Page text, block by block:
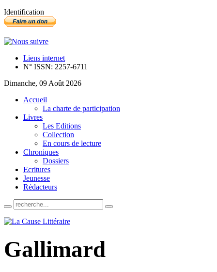
Identification
Liens internet
N° ISSN: 2257-6711
Dimanche, 09 Août 2026
Accueil
La charte de participation
Livres
Les Editions
Collection
En cours de lecture
Chroniques
Dossiers
Ecritures
Jeunesse
Rédacteurs
Gallimard